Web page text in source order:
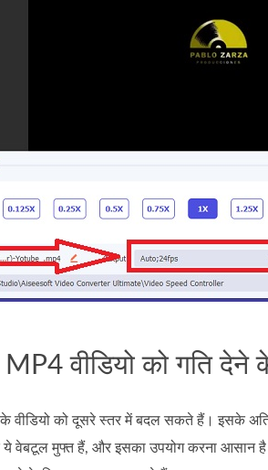
MP4 वीडियो को गति
को दूसरे स्तर में बदल सकते हैं। इसके
ये वेबटूल मुफ्त हैं, और इसका उपयोग करना आसान